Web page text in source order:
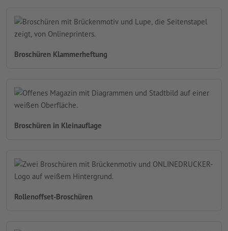
Broschüren Klammerheftung
Broschüren in Kleinauflage
Rollenoffset-Broschüren